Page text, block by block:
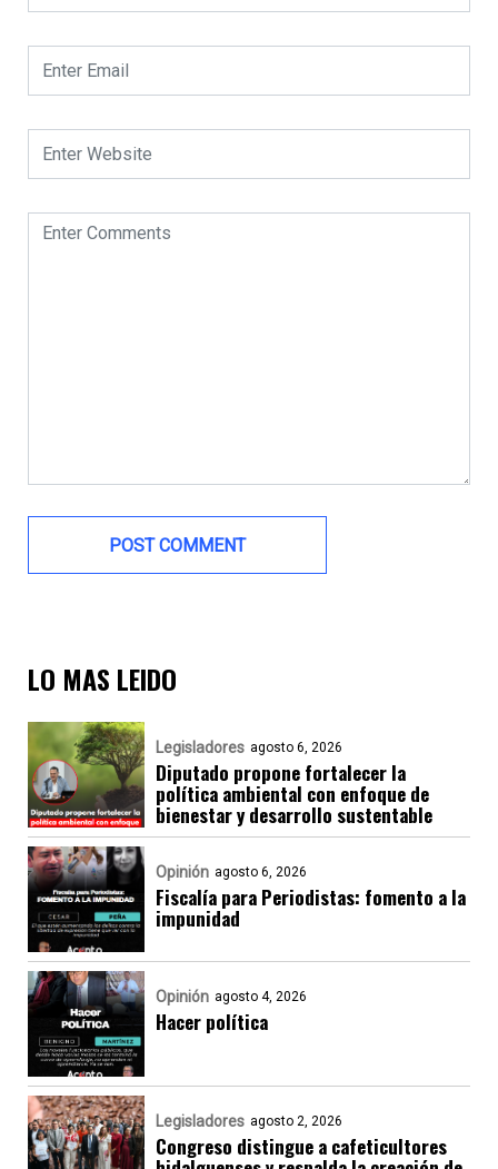
LO MAS LEIDO
Legisladores agosto 6, 2026
Diputado propone fortalecer la
política ambiental con enfoque de
bienestar y desarrollo sustentable
Opinión agosto 6, 2026
Fiscalía para Periodistas: fomento a la
impunidad
Opinión agosto 4, 2026
Hacer política
Legisladores agosto 2, 2026
Congreso distingue a cafeticultores